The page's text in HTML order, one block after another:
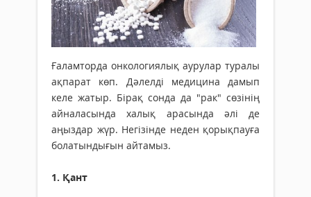
Ғаламторда онкологиялық аурулар туралы
ақпарат көп. Дәлелді медицина дамып
келе жатыр. Бірақ сонда да "рак" сөзінің
айналасында халық арасында әлі де
аңыздар жүр. Негізінде неден қорықпауға
болатындығын айтамыз.
1. Қант